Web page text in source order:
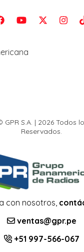
S.A. | 2026 Todos
Reservados.
con nosotros,
ventas@gpr.pe
+51 997-566-067